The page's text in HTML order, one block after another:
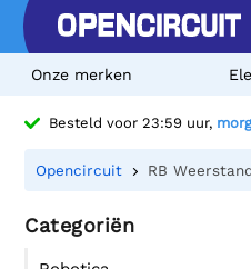
Onze merken
Besteld voor 23:59 uur,
Opencircuit RB
Categoriën